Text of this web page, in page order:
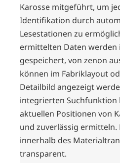
Karosse mitgeführt, um
Identifikation durch
Lesestationen zu
ermittelten Daten werden
gespeichert, von zenon
können im Fabriklayout
Detailbild angezeigt
integrierten Suchfunktion
aktuellen Positionen von
und zuverlässig ermitteln.
innerhalb des
transparent.